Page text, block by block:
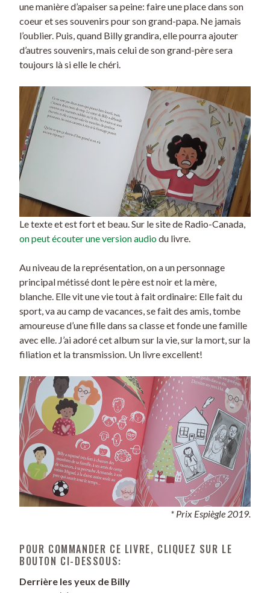
une manière d’apaiser sa peine: faire une place dans son
coeur et ses souvenirs pour son grand-papa. Ne jamais
l’oublier. Puis, quand Billy grandira, elle pourra ajouter
d’autres souvenirs, mais celui de son grand-père sera
toujours là si elle le chéri.
Le texte et est fort et beau. Sur le site de Radio-Canada,
on peut écouter une version audiodu livre.
Au niveau de la représentation, on a un personnage
principal métissé dont le père est noir et la mère,
blanche. Elle vit une vie tout à fait ordinaire: Elle fait du
sport, va au camp de vacances, se fait des amis, tombe
amoureuse d’une fille dans sa classe et fonde une famille
avec elle. J’ai adoré cet album sur la vie, sur la mort, sur la
filiation et la transmission. Un livre excellent!
* Prix Espiègle 2019.
POUR COMMANDER CE LIVRE, CLIQUEZ SUR LE
BOUTON CI-DESSOUS:
Derrière les yeux de Billy